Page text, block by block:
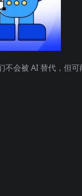
会被 AI 替代，但